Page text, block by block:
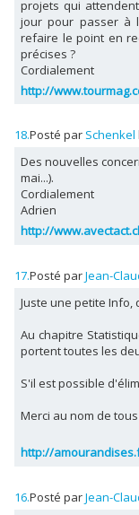
projets qui
jour pour passer à
refaire le point en
précises ?
Cordialement
http://
18.Posté par Schenkel
Des nouvelles
mai...).
Cordialement
Adrien
http://
17.Posté parJean-
Juste une petite
Au chapitre
portent toutes les
S'il est possible
Merci au nom de
http://
16.Posté parJean-